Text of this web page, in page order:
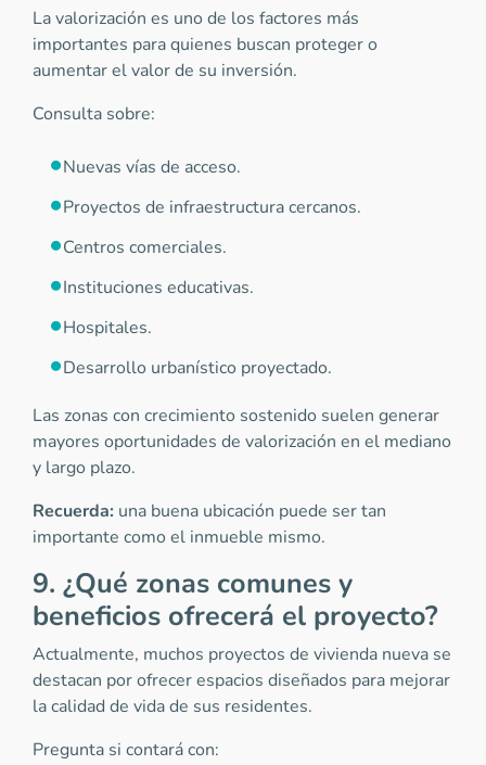
La valorización es uno de los factores más
importantes para quienes buscan proteger o
aumentar el valor de su inversión.
Consulta sobre:
Nuevas vías de acceso.
Proyectos de infraestructura cercanos.
Centros comerciales.
Instituciones educativas.
Hospitales.
Desarrollo urbanístico proyectado.
Las zonas con crecimiento sostenido suelen generar
mayores oportunidades de valorización en el mediano
y largo plazo.
Recuerda: una buena ubicación puede ser tan
importante como el inmueble mismo.
9. ¿Qué zonas comunes y
beneficios ofrecerá el proyecto?
Actualmente, muchos proyectos de vivienda nueva se
destacan por ofrecer espacios diseñados para mejorar
la calidad de vida de sus residentes.
Pregunta si contará con: